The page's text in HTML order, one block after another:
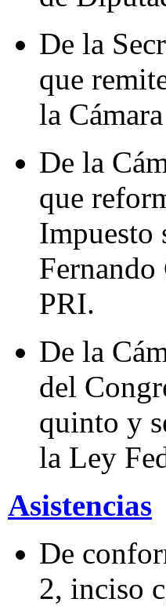
De la
que
la
De la
que
Impuesto
PRI.
De la
del
quinto y
la Ley
Asistencias
De
2, inciso